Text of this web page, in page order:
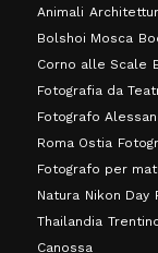
Animali
Bolshoi Mosca
Corno alle Scale
Fotografia da
Fotografo
Roma Ostia
Fotografo per
Natura Nikon Day
Thailandia
Canossa